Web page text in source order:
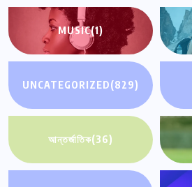
MUSIC(1)
UNCATEGORIZED(829)
আন্তর্জাতিক(36)